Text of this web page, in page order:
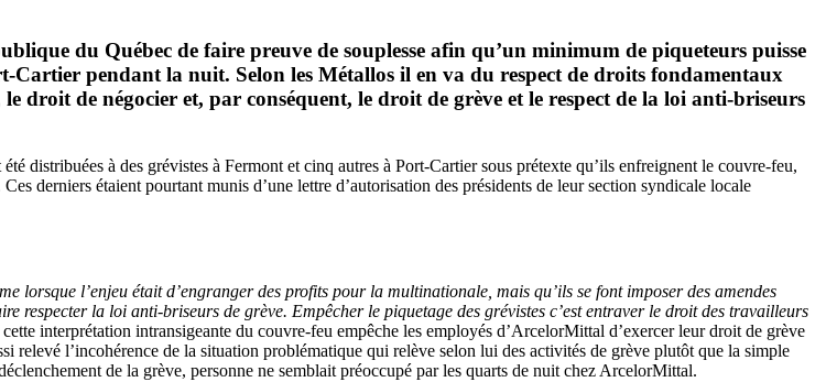
du Québec de faire preuve de souplesse afin qu’un minimum de piqueteurs puisse
pendant la nuit. Selon les Métallos il en va du respect de droits fondamentaux
droit de négocier et, par conséquent, le droit de grève et le respect de la loi anti-briseurs
distribuées à des grévistes à Fermont et cinq autres à Port-Cartier sous prétexte qu’ils enfreignent le couvre-feu,
derniers étaient pourtant munis d’une lettre d’autorisation des présidents de leur section syndicale locale
lorsque l’enjeu était d’engranger des profits pour la multinationale, mais qu’ils se font imposer des amendes
respecter la loi anti-briseurs de grève. Empêcher le piquetage des grévistes c’est entraver le droit des travailleurs
interprétation intransigeante du couvre-feu empêche les employés d’ArcelorMittal d’exercer leur droit de grève
relevé l’incohérence de la situation problématique qui relève selon lui des activités de grève plutôt que la simple
de la grève, personne ne semblait préoccupé par les quarts de nuit chez ArcelorMittal.